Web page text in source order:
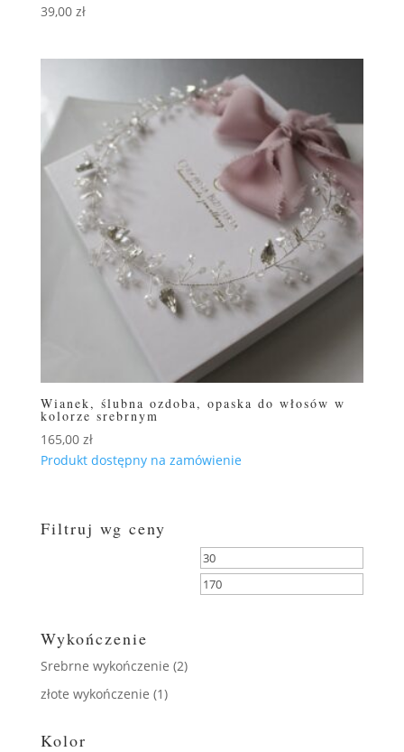
39,00 zł
Wianek, ślubna ozdoba, opaska do włosów w
kolorze srebrnym
165,00 zł
Produkt dostępny na zamówienie
Filtruj wg ceny
Cena
min
Wykończenie
Srebrne wykończenie (2)
złote wykończenie (1)
Kolor